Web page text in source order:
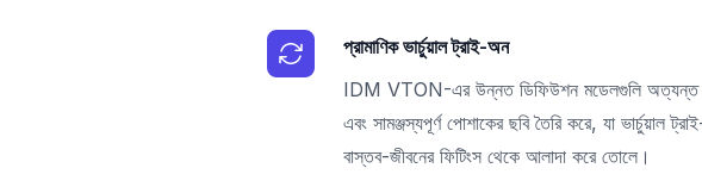
প্রামাণিক ভার্চুয়াল ট্রাই-অন
IDM VTON-এর উন্নত ডিফিউশন মডেলগুলি অত্যন্ত
এবং সামঞ্জস্যপূর্ণ পোশাকের ছবি তৈরি করে, যা ভার্চুয়াল
বাস্তব-জীবনের ফিটিংস থেকে আলাদা করে তোলে।